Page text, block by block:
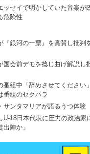
ッセイで明かしていた音楽が
危険性
『銀河の一票』を賞賛し批判
国会前デモを捻じ曲げ解説し
番組中「辞めさせてください
番組のセクハラ
サンタマリアが語るうつ体験
U-18日本代表に圧力の政治家
陣か」